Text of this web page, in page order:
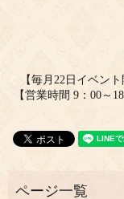
【毎月22日イベン
【営業時間 9：00～